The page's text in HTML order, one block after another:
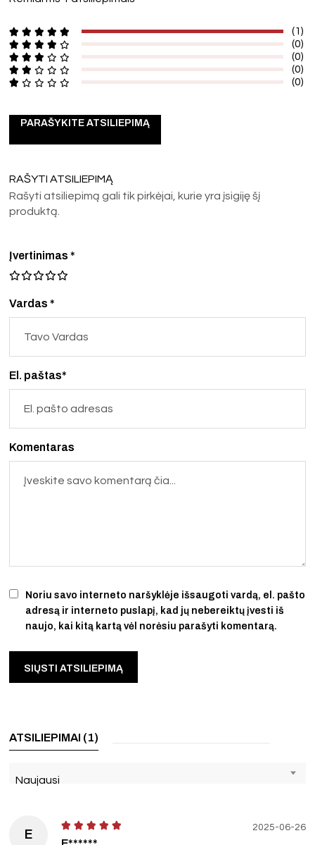
(1)
(0)
(0)
(0)
(0)
PARAŠYKITE ATSILIEPIMĄ
RAŠYTI ATSILIEPIMĄ
Rašyti atsiliepimą gali tik pirkėjai, kurie yra įsigiję šį
produktą.
Vardas *
El. paštas*
Noriu savo interneto naršyklėje išsaugoti vardą, el. pašto
adresą ir interneto puslapį, kad jų nebereiktų įvesti iš
naujo, kai kitą kartą vėl norėsiu parašyti komentarą.
Įvertinimas*
Komentaras
ATSILIEPIMAI (1)
Naujausi
E 2025-06-26